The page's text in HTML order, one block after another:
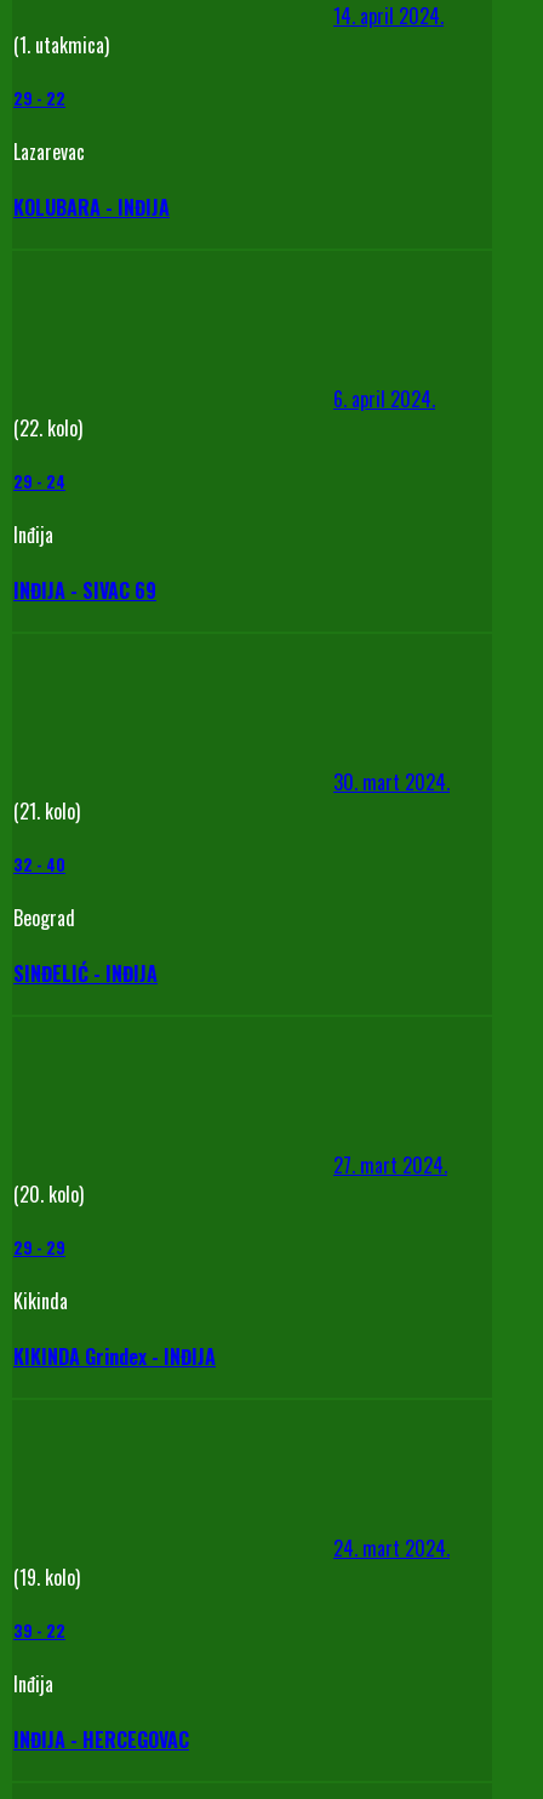
14. april 2024.
(1. utakmica)
29 - 22
Lazarevac
KOLUBARA - INĐIJA
6. april 2024.
(22. kolo)
29 - 24
Inđija
INĐIJA - SIVAC 69
30. mart 2024.
(21. kolo)
32 - 40
Beograd
SINĐELIĆ - INĐIJA
27. mart 2024.
(20. kolo)
29 - 29
Kikinda
KIKINDA Grindex - INĐIJA
24. mart 2024.
(19. kolo)
39 - 22
Inđija
INĐIJA - HERCEGOVAC